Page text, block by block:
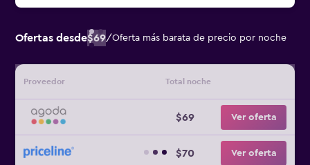
Ofertas desde$69/Oferta más barata de precio por noche
Proveedor Total noche
$69 Ver oferta
$70 Ver oferta